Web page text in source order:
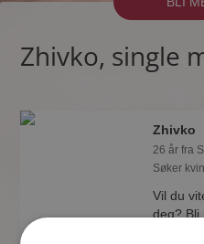
Zhivko, single
Zhivko
26 år fra
Søker
Vil du
deg? Bli